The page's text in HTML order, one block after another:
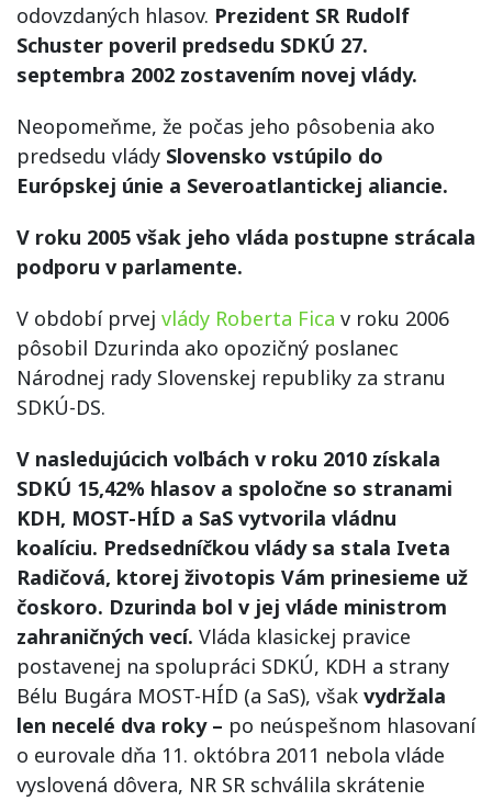
odovzdaných hlasov. Prezident SR Rudolf
Schuster poveril predsedu SDKÚ 27.
septembra 2002 zostavením novej vlády.
Neopomeňme, že počas jeho pôsobenia ako
predsedu vlády Slovensko vstúpilo do
Európskej únie a Severoatlantickej aliancie.
V roku 2005 však jeho vláda postupne strácala
podporu v parlamente.
V období prvej vlády Roberta Fica v roku 2006
pôsobil Dzurinda ako opozičný poslanec
Národnej rady Slovenskej republiky za stranu
SDKÚ-DS.
V nasledujúcich voľbách v roku 2010 získala
SDKÚ 15,42% hlasov a spoločne so stranami
KDH, MOST-HÍD a SaS vytvorila vládnu
koalíciu. Predsedníčkou vlády sa stala Iveta
Radičová, ktorej životopis Vám prinesieme už
čoskoro. Dzurinda bol v jej vláde ministrom
zahraničných vecí. Vláda klasickej pravice
postavenej na spolupráci SDKÚ, KDH a strany
Bélu Bugára MOST-HÍD (a SaS), však vydržala
len necelé dva roky – po neúspešnom hlasovaní
o eurovale dňa 11. októbra 2011 nebola vláde
vyslovená dôvera, NR SR schválila skrátenie